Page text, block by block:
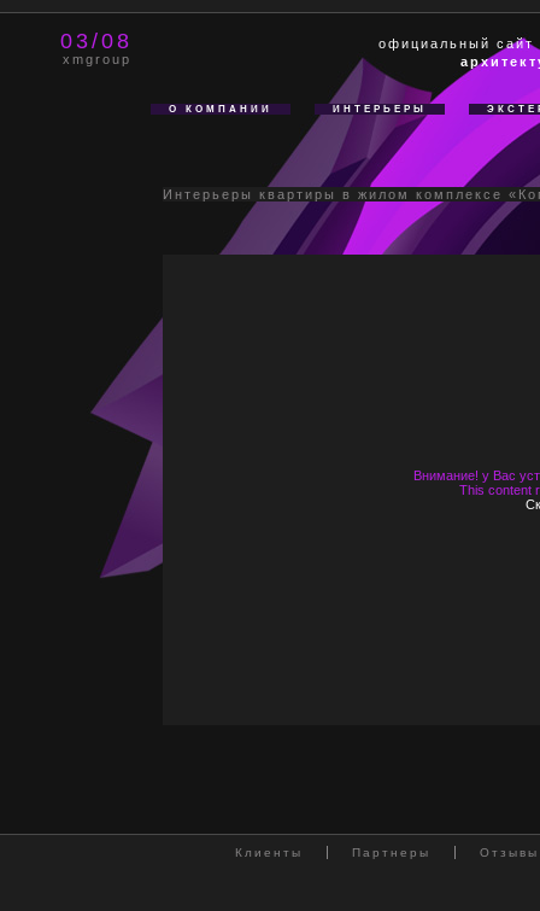
03/08
xmgroup
официальный сайт
О КОМПАНИИ ИНТЕРЬЕРЫ
Интерьеры квартиры в жилом комплексе
Внимание! у Вас
This content
Клиенты Партнеры Отзывы